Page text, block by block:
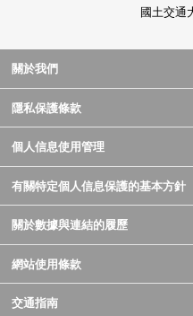
國土交通
關於我們
隱私保護條款
個人信息使用管理
有關特定個人信息保護的基本方針
關於數據與連結的履歷
網站使用條款
交通指南